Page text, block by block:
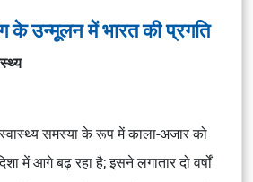
के उन्मूलन में भारत की प्रगति
स्वास्थ्य समस्या के रूप में काला-अजार को
में आगे बढ़ रहा है; इसने लगातार दो वर्षों